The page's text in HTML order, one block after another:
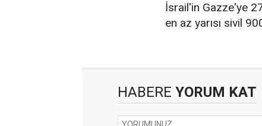
İsrail'in Gazze'ye
en az yarısı sivil
HABERE YORUM KAT